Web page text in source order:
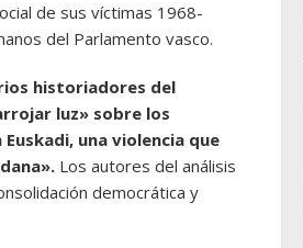
de sus víctimas 1968-
del Parlamento vasco.
historiadores del
luz» sobre los
una violencia que
Los autores del análisis
democrática y